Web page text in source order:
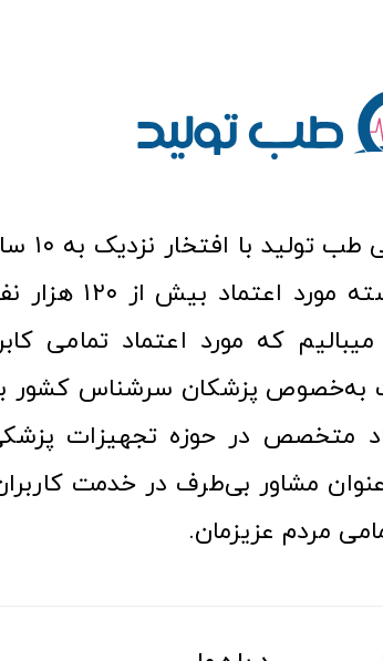
فروشگاه
عرصه کالا و لوازم پزشکی
که مورد اعتماد تمامی
به‌خصوص پزشکان سرشناس کشور
متخصص در حوزه تجهیزات
مشاور بی‌طرف در خدمت
مردم عزیزمان.